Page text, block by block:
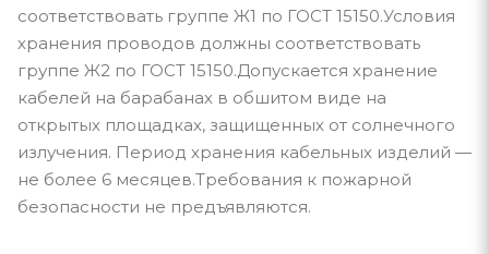
соответствовать группе Ж1 по ГОСТ 15150.Условия
хранения проводов должны соответствовать
группе Ж2 по ГОСТ 15150.Допускается хранение
кабелей на барабанах в обшитом виде на
открытых площадках, защищенных от солнечного
излучения. Период хранения кабельных изделий —
не более 6 месяцев.Требования к пожарной
безопасности не предъявляются.